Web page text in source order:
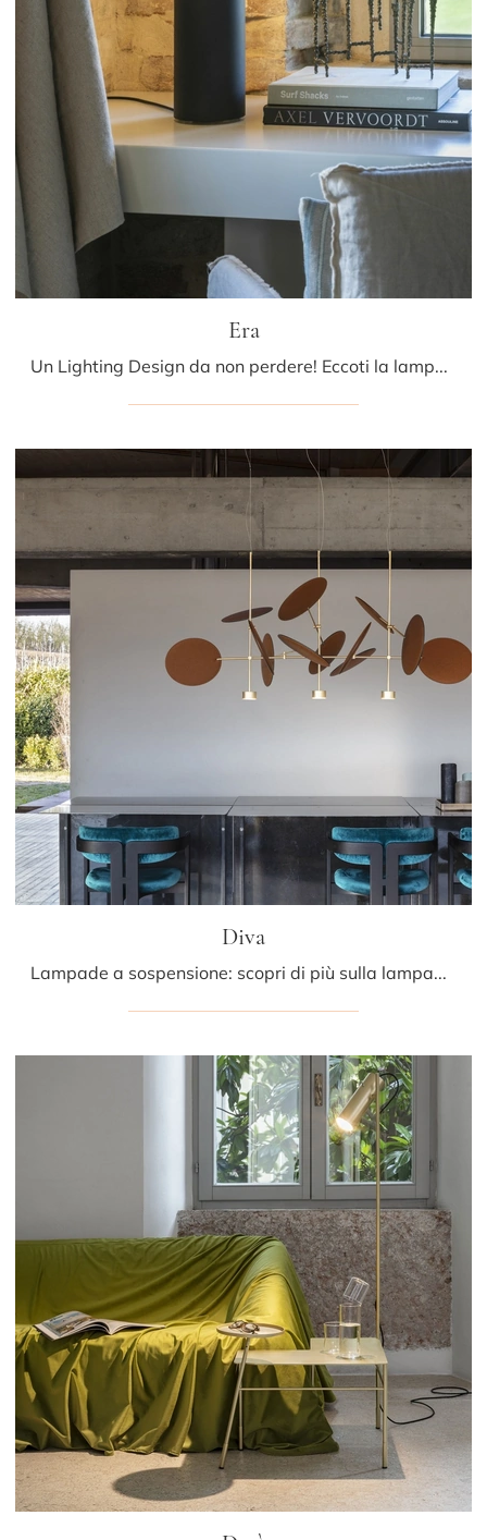
Era
Un Lighting Design da non perdere! Eccoti la lampada da tavolo Era di Mogg.
Diva
Lampade a sospensione: scopri di più sulla lampada Diva in metallo che ti presentiamo.